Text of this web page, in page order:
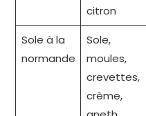
citron
Sole à la
normande
Sole,
moules,
crevettes,
crème,